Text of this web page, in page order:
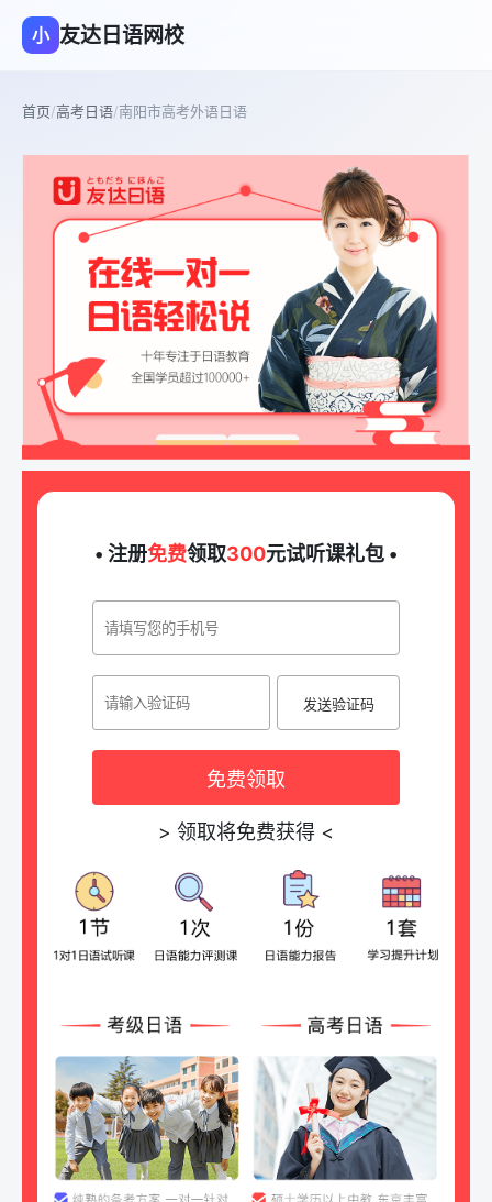
小 友达日语网校
首页/高考日语/南阳市高考外语日语
• 注册免费领取300元试听课礼包 •
发送验证码
免费领取
> 领取将免费获得 <